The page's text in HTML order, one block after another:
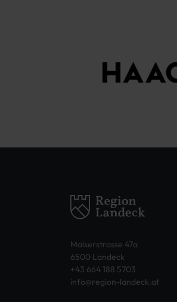
Malserstrasse 47a
6500 Landeck
+43 664 188 5703
info@region-landeck.at